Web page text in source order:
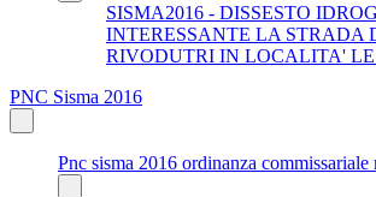
SISMA2016 - DISSESTO
INTERESSANTE LA STRADA
RIVODUTRI IN LOCALITA'
PNC Sisma 2016
Pnc sisma 2016 ordinanza commissariale